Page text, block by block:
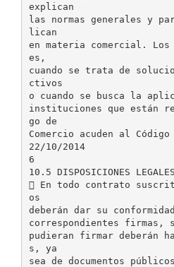
explican
las normas generales y
lican
en materia comercial.
es,
cuando se trata de
ctivos
o cuando se busca la
instituciones que están
go de
Comercio acuden al
22/10/2014
6
10.5 DISPOSICIONES
 En todo contrato
os
deberán dar su
correspondientes firmas,
pudieran firmar deberán
s, ya
sea de documentos